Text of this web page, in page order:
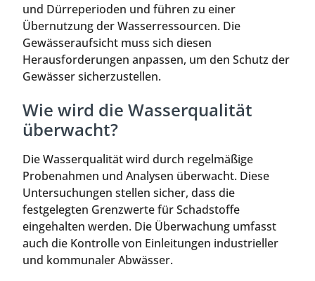
und Dürreperioden und führen zu einer
Übernutzung der Wasserressourcen. Die
Gewässeraufsicht muss sich diesen
Herausforderungen anpassen, um den Schutz der
Gewässer sicherzustellen.
Wie wird die Wasserqualität
überwacht?
Die Wasserqualität wird durch regelmäßige
Probenahmen und Analysen überwacht. Diese
Untersuchungen stellen sicher, dass die
festgelegten Grenzwerte für Schadstoffe
eingehalten werden. Die Überwachung umfasst
auch die Kontrolle von Einleitungen industrieller
und kommunaler Abwässer.